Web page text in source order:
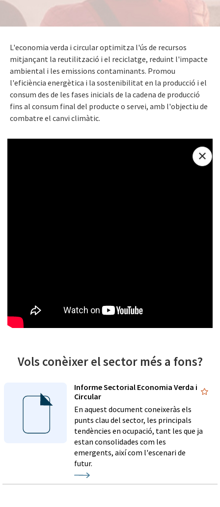
L'economia verda i circular optimitza l'ús de recursos
mitjançant la reutilització i el reciclatge, reduint l'impacte
ambiental i les emissions contaminants. Promou
l'eficiència energètica i la sostenibilitat en la producció i el
consum des de les fases inicials de la cadena de producció
fins al consum final del producte o servei, amb l'objectiu de
combatre el canvi climàtic.
✕
Vols conèixer el sector més a fons?
Informe Sectorial Economia Verda i
Circular
En aquest document coneixeràs els
punts clau del sector, les principals
tendències en ocupació, tant les que ja
estan consolidades com les
emergents, així com l'escenari de
futur.